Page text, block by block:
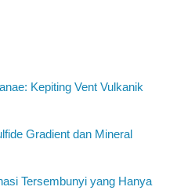
Kepiting Vent Vulkanik
Gradient dan Mineral
Tersembunyi yang Hanya